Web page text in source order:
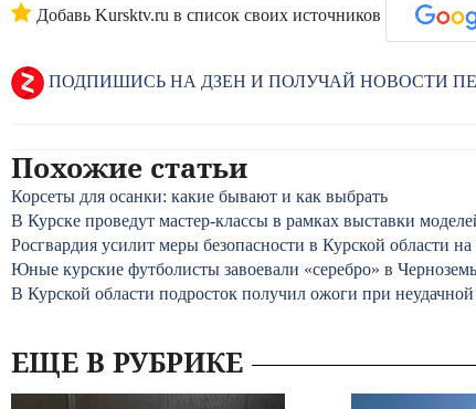
Добавь Kursktv.ru в список своих источников
ПОДПИШИСЬ НА ДЗЕН И ПОЛУЧАЙ НОВОСТИ
Похожие статьи
Корсеты для осанки: какие бывают и как выбрать
В Курске проведут мастер-классы в рамках выставки
Росгвардия усилит меры безопасности в Курской области
Юные курские футболисты завоевали «серебро» в
В Курской области подросток получил ожоги при
ЕЩЕ В РУБРИКЕ